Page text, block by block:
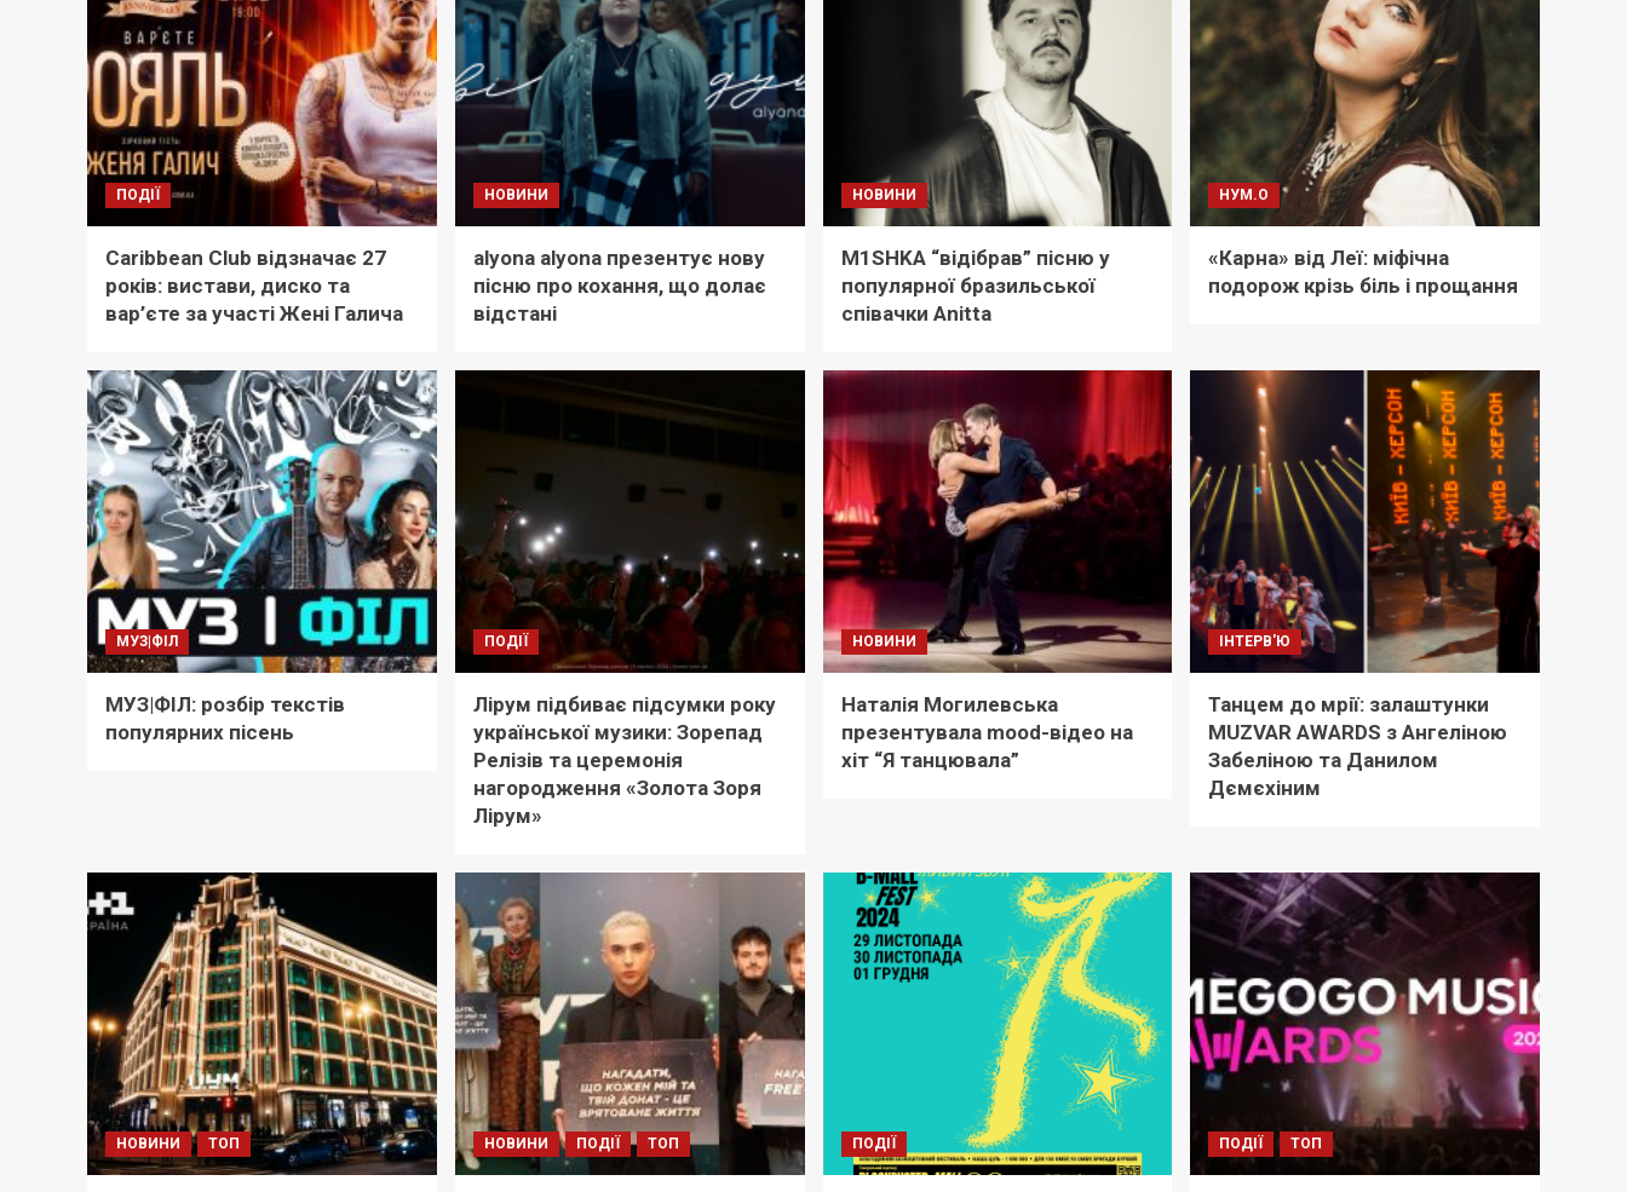
ПОДІЇ
Caribbean Club відзначає 27
років: вистави, диско та
вар’єте за участі Жені Галича
НОВИНИ
alyona alyona презентує нову
пісню про кохання, що долає
відстані
НОВИНИ
M1SHKA “відібрав” пісню у
популярної бразильської
співачки Anitta
НУМ.О
«Карна» від Леї: міфічна
подорож крізь біль і прощання
МУЗ|ФІЛ
МУЗ|ФІЛ: розбір текстів
популярних пісень
ПОДІЇ
Лірум підбиває підсумки року
української музики: Зорепад
Релізів та церемонія
нагородження «Золота Зоря
Лірум»
НОВИНИ
Наталія Могилевська
презентувала mood-відео на
хіт “Я танцювала”
ІНТЕРВ'Ю
Танцем до мрії: залаштунки
MUZVAR AWARDS з Ангеліною
Забеліною та Данилом
Дємєхіним
НОВИНИ ТОП НОВИНИ ПОДІЇ ТОП ПОДІЇ ПОДІЇ ТОП